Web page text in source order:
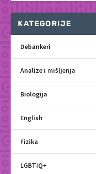
KATEGORIJE
Debankeri
Analize i mišljenja
Biologija
English
Fizika
LGBTIQ+